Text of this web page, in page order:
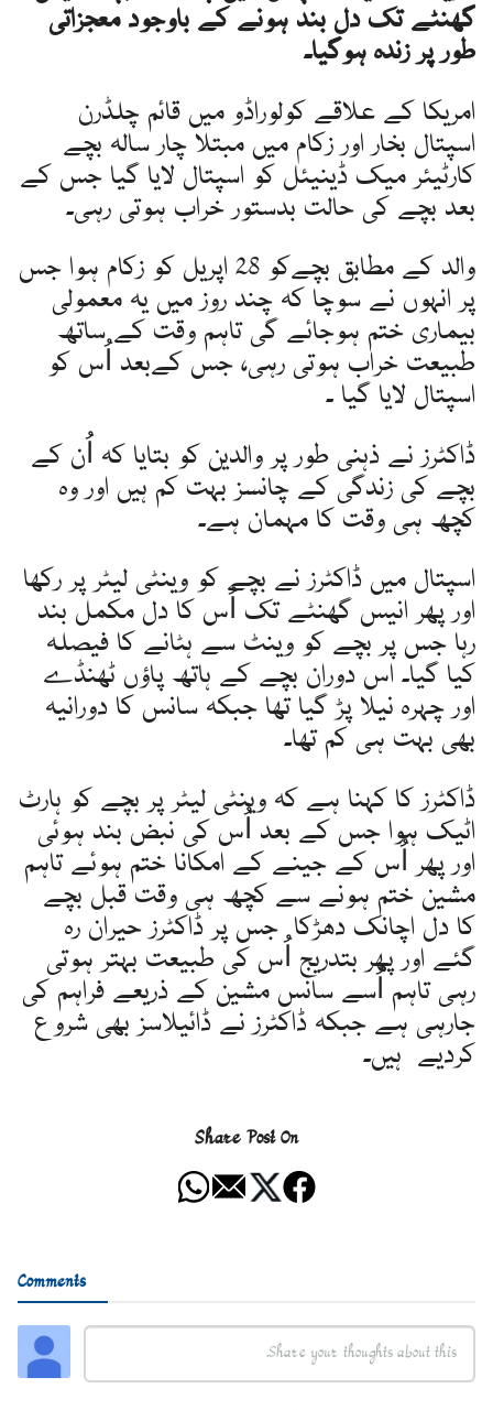
گھنٹے تک دل بند ہونے کے باوجود معجزاتی
طور پر زندہ ہوگیا۔
امریکا کے علاقے کولوراڈو میں قائم چلڈرن
اسپتال بخار اور زکام میں مبتلا چار سالہ بچے
کارٹیئر میک ڈینیئل کو اسپتال لایا گیا جس کے
بعد بچے کی حالت بدستور خراب ہوتی رہی۔
والد کے مطابق بچےکو 28 اپریل کو زکام ہوا جس
پر انہوں نے سوچا کہ چند روز میں یہ معمولی
بیماری ختم ہوجائے گی تاہم وقت کے ساتھ
طبیعت خراب ہوتی رہی، جس کےبعد اُس کو
اسپتال لایا گیا ۔
ڈاکٹرز نے ذہنی طور پر والدین کو بتایا کہ اُن کے
بچے کی زندگی کے چانسز بہت کم ہیں اور وہ
کچھ ہی وقت کا مہمان ہے۔
اسپتال میں ڈاکٹرز نے بچے کو وینٹی لیٹر پر رکھا
اور پھر انیس گھنٹے تک اُس کا دل مکمل بند
رہا جس پر بچے کو وینٹ سے ہٹانے کا فیصلہ
کیا گیا۔ اس دوران بچے کے ہاتھ پاؤں ٹھنڈے
اور چہرہ نیلا پڑ گیا تھا جبکہ سانس کا دورانیہ
بھی بہت ہی کم تھا۔
ڈاکٹرز کا کہنا ہے کہ وینٹی لیٹر پر بچے کو ہارٹ
اٹیک ہوا جس کے بعد اُس کی نبض بند ہوئی
اور پھر اُس کے جینے کے امکانا ختم ہوئے تاہم
مشین ختم ہونے سے کچھ ہی وقت قبل بچے
کا دل اچانک دھڑکا جس پر ڈاکٹرز حیران رہ
گئے اور پھر بتدریج اُس کی طبیعت بہتر ہوتی
رہی تاہم اُسے سانس مشین کے ذریعے فراہم کی
جارہی ہے جبکہ ڈاکٹرز نے ڈائیلاسز بھی شروع
کردیے ہیں۔
Share Post On
Comments